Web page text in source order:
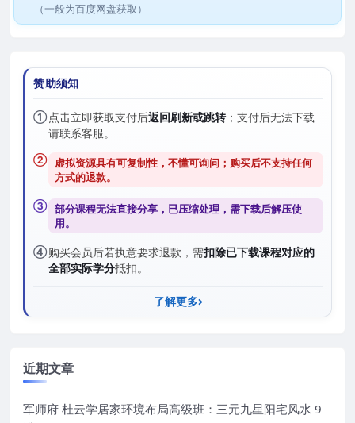
（一般为百度网盘获取）
赞助须知
① 点击立即获取支付后返回刷新或跳转；支付后无法下载
请联系客服。
② 虚拟资源具有可复制性，不懂可询问；购买后不支持任何
方式的退款。
③ 部分课程无法直接分享，已压缩处理，需下载后解压使
用。
④购买会员后若执意要求退款，需扣除已下载课程对应的
全部实际学分抵扣。
了解更多
近期文章
军师府 杜云学居家环境布局高级班：三元九星阳宅风水 9